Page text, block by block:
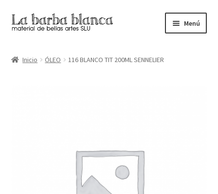
Ir
a
navegación
Ir
al
Menú
Inicio ÓLEO 116 BLANCO TIT 200ML SENNELIER